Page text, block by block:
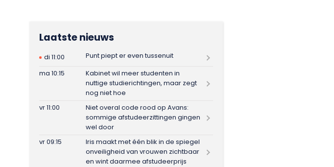
Laatste nieuws
di 11:00
Punt piept er even tussenuit
ma 10:15
Kabinet wil meer studenten in
nuttige studierichtingen, maar zegt
nog niet hoe
vr 11:00
Niet overal code rood op Avans:
sommige afstudeerzittingen gingen
wel door
vr 09:15
Iris maakt met één blik in de spiegel
onveiligheid van vrouwen zichtbaar
en wint daarmee afstudeerprijs